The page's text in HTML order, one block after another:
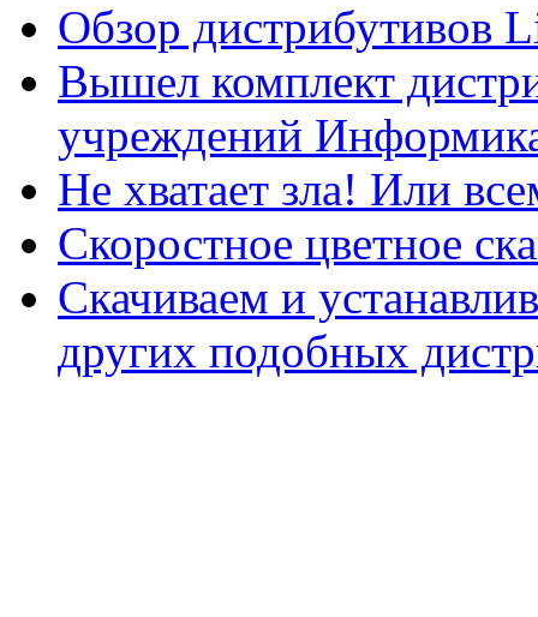
Обзор дистрибутивов
Вышел комплект
учреждений
Не хватает зла! Или
Скоростное цветное
Скачиваем и
других подобных